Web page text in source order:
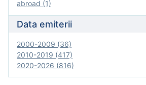
abroad (1)
Data emiterii
2000-2009 (36)
2010-2019 (417)
2020-2026 (816)